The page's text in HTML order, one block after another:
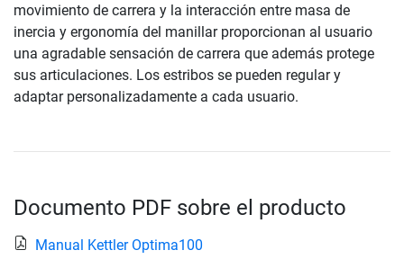
movimiento de carrera y la interacción entre masa de
inercia y ergonomía del manillar proporcionan al usuario
una agradable sensación de carrera que además protege
sus articulaciones. Los estribos se pueden regular y
adaptar personalizadamente a cada usuario.
Documento PDF sobre el producto
Manual Kettler Optima100